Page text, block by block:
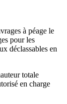
à péage le
pour les
déclassables en
totale
en charge